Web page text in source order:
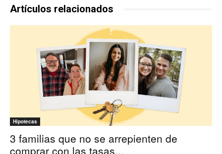
Artículos relacionados
Hipotecas
3 familias que no se arrepienten de
comprar con las tasas...